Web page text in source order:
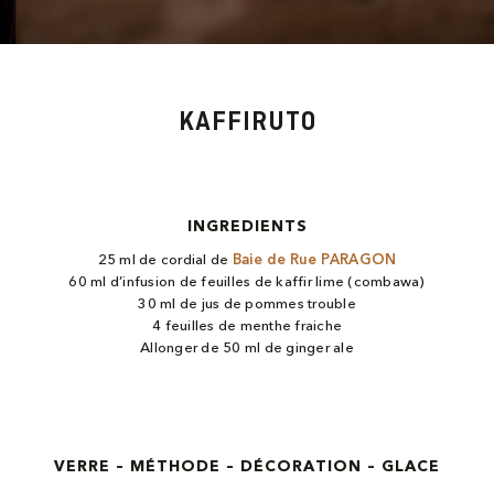
KAFFIRUTO
INGREDIENTS
25 ml de cordial de Baie de Rue PARAGON
60 ml d’infusion de feuilles de kaffir lime (combawa)
30 ml de jus de pommes trouble
4 feuilles de menthe fraiche
Allonger de 50 ml de ginger ale
VERRE – MÉTHODE – DÉCORATION – GLACE